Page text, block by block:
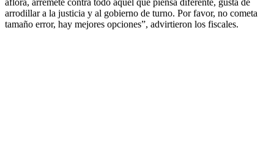
arrodillar a la justicia y al gobierno de turno. Por favor, no cometa
tamaño error, hay mejores opciones”, advirtieron los fiscales.